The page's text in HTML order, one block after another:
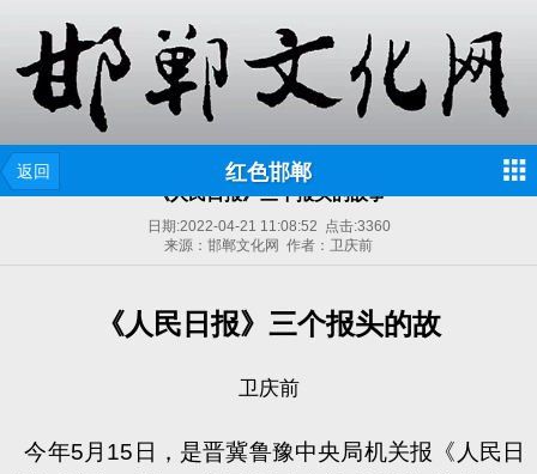
返回 红色邯郸
《人民日报》三个报头的故事
日期:2022-04-21 11:08:52 点击:3360
来源：邯郸文化网 作者：卫庆前
《人民日报》三个报头的故
卫庆前
今年5 月 15 日 ，是晋冀鲁豫中央局机关报《人民日